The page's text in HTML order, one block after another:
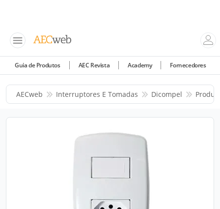
Guia de Produtos AEC Revista Academy Fornecedores
AECweb Interruptores E Tomadas Dicompel